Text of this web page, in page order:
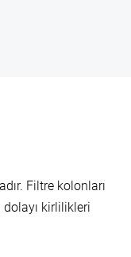
Filtre kolonları
kirlilikleri